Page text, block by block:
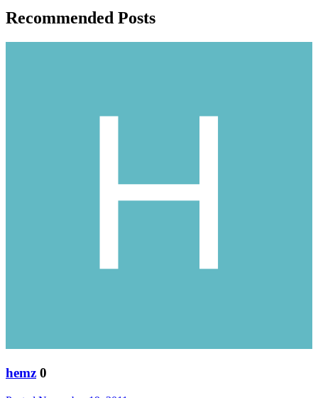
Recommended Posts
hemz 0